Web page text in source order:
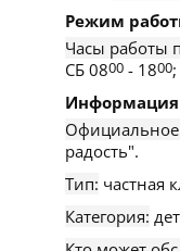
Режим
Часы работы
СБ 0800 - 1800
радость".
Тип: частная
Категория: